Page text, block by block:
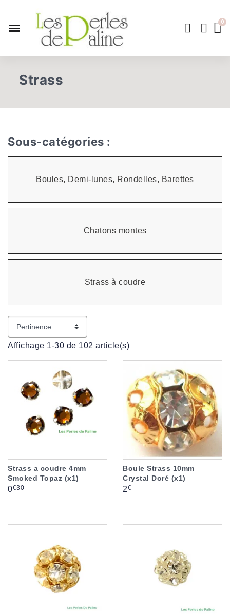
Strass
Sous-catégories :
Boules, Demi-lunes, Rondelles, Barettes
Chatons montes
Strass à coudre
Affichage 1-30 de 102 article(s)
Strass a coudre 4mm
Smoked Topaz (x1)
Prix
0€30
Boule Strass 10mm
Crystal Doré (x1)
Prix
2€